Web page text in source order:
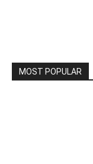
MOST POPULAR